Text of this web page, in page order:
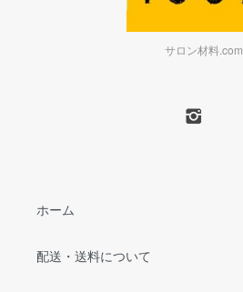
サロン材料.com
ホーム
配送・送料について